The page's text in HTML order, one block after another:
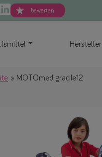
bewerten
Hersteller
MOTOmed gracile12